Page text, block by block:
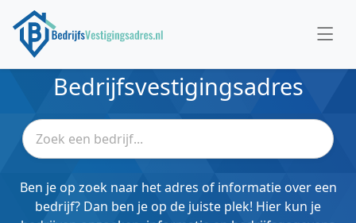
Bedrijfsvestigingsadres
Ben je op zoek naar het adres of informatie over een
bedrijf? Dan ben je op de juiste plek! Hier kun je